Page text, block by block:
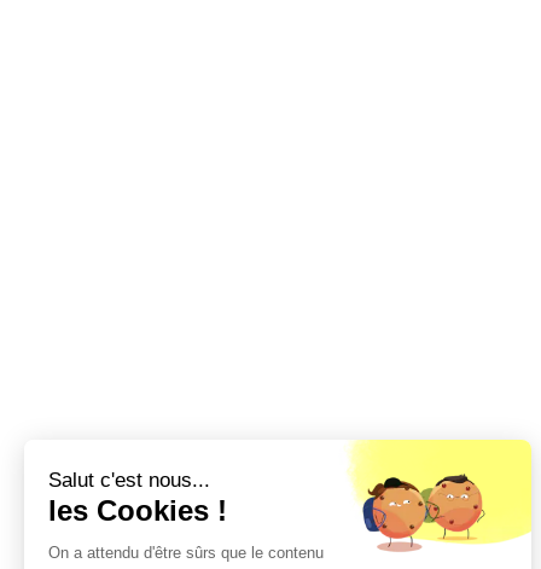
Salut c'est nous...
les Cookies !
On a attendu d'être sûrs que le contenu